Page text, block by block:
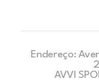
Endereço:
AVVI